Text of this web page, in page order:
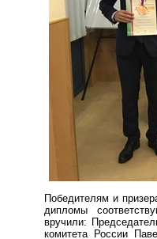
Победителям и
дипломы
вручили:
комитета России